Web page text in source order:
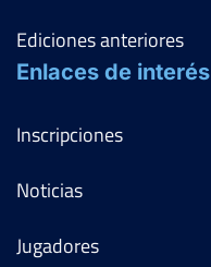
Ediciones anteriores
Enlaces de interés
Inscripciones
Noticias
Jugadores